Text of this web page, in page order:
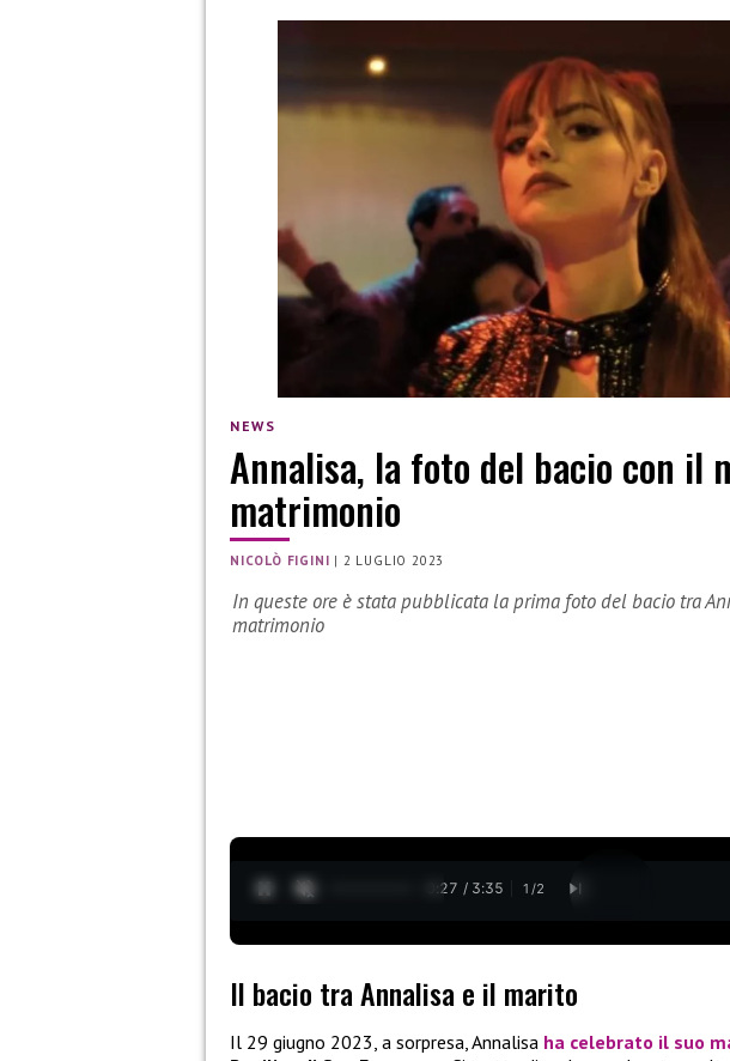
NEWS
Annalisa, la foto del bacio con il
matrimonio
NICOLÒ FIGINI | 2 LUGLIO 2023
In queste ore è stata pubblicata la prima foto del bacio tra
matrimonio
0:28 / 3:35 1 /2
Il bacio tra Annalisa e il marito
Il 29 giugno 2023, a sorpresa, Annalisa ha celebrato il suo